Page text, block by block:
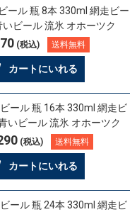
ール 瓶 8本 330ml 網走ビー
いビール 流氷 オホーツク
(税込) 送料無料
カートにいれる
ール 瓶 16本 330ml 網走ビ
いビール 流氷 オホーツク
(税込) 送料無料
カートにいれる
ール 瓶 24本 330ml 網走ビ